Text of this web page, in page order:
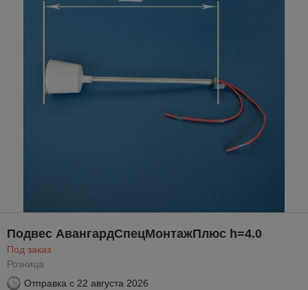
Подвес АвангардСпецМонтажПлюс h=4.0
Под заказ
Розница
Отправка с 22 августа 2026